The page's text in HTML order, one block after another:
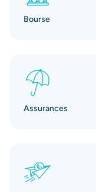
Bourse
Assurances